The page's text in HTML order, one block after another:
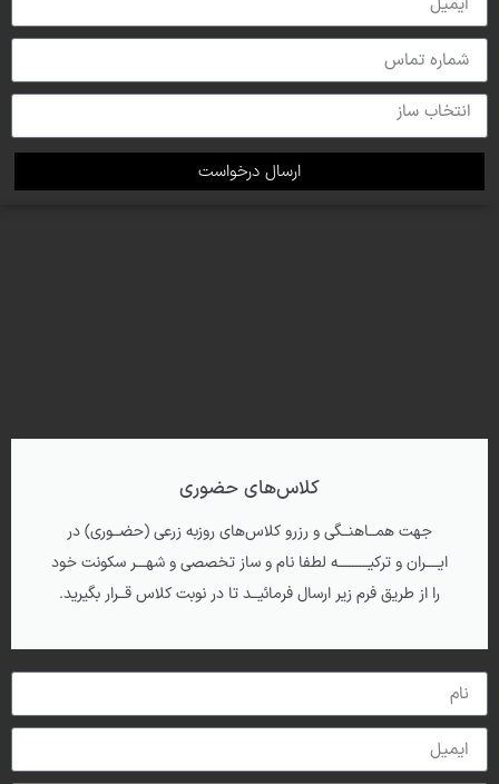
ارسال درخواست
کلاس‌‌های حضوری
جهت همــاهنــگی و رزرو کلاس‌های روزبه زرعی (حضــوری) در
ایــــران و ترکیـــــــــه لطفا نام و ساز تخصصی و شهـــر سکونت خود
را از طریق فرم زیر ارسال فرمائیــد تا در نوبت کلاس قــرار بگیرید.